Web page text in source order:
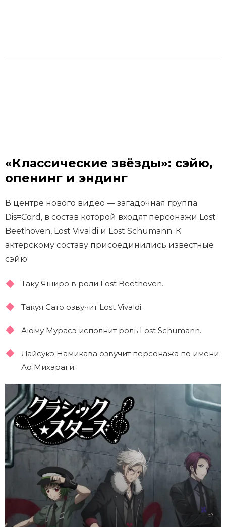
«Классические звёзды»: сэйю,
опенинг и эндинг
В центре нового видео — загадочная группа
Dis=Cord, в состав которой входят персонажи Lost
Beethoven, Lost Vivaldi и Lost Schumann. К
актёрскому составу присоединились известные
сэйю:
Таку Яширо в роли Lost Beethoven.
Такуя Сато озвучит Lost Vivaldi.
Аюму Мурасэ исполнит роль Lost Schumann.
Дайсукэ Намикава озвучит персонажа по имени
Ао Михараги.